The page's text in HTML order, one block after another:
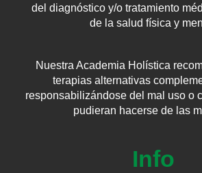
del diagnóstico y/o tratamiento
de la salud física y
Nuestra Academia Holística
terapias alternativas
responsabilizándose del mal uso o
pudieran hacerse de las
Info